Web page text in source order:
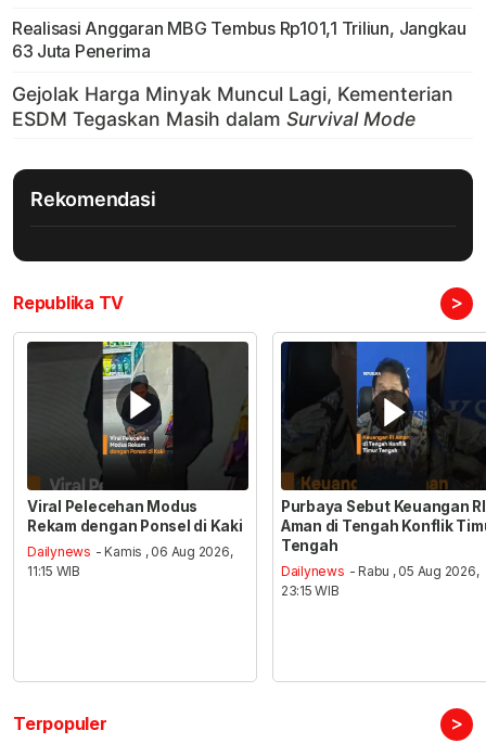
Realisasi Anggaran MBG Tembus Rp101,1 Triliun, Jangkau
63 Juta Penerima
Rekomendasi
Republika TV >
Viral Pelecehan Modus
Rekam dengan Ponsel di Kaki
Dailynews - Kamis , 06 Aug 2026,
11:15 WIB
Purbaya Sebut Keuangan RI
Aman di Tengah Konflik
Tengah
Dailynews - Rabu , 05 Aug 2026,
23:15 WIB
Terpopuler >